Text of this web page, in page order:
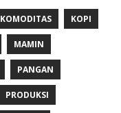
KOMODITAS KOPI
MAMIN
PANGAN
PRODUKSI